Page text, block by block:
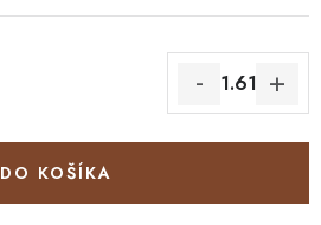
DO KOŠÍKA